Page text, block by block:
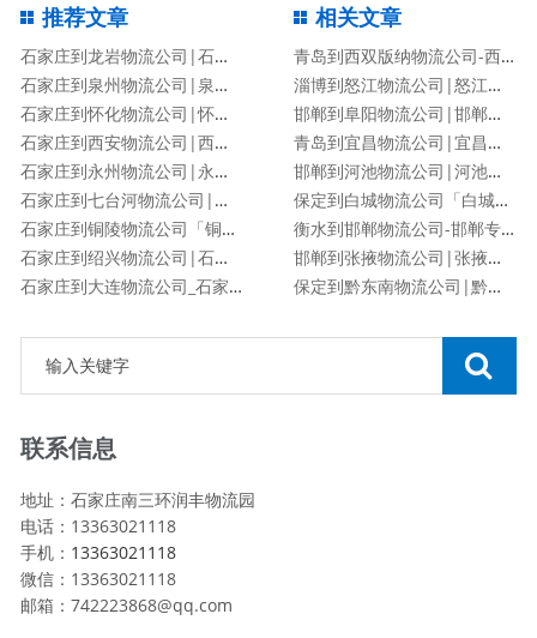
推荐文章
石家庄到龙岩物流公司|石家庄到龙岩物流专线
石家庄到泉州物流公司|泉州专线
石家庄到怀化物流公司|怀化专线
石家庄到西安物流公司|西安专线
石家庄到永州物流公司|永州专线
石家庄到七台河物流公司|石家庄到七台河物流专线
石家庄到铜陵物流公司「铜陵专线」
石家庄到绍兴物流公司|石家庄到绍兴物流专线
石家庄到大连物流公司_石家庄到大连物流专线
相关文章
青岛到西双版纳物流公司-西双版纳专线
淄博到怒江物流公司|怒江专线
邯郸到阜阳物流公司|邯郸到阜阳物流专线
青岛到宜昌物流公司|宜昌专线
邯郸到河池物流公司|河池专线
保定到白城物流公司「白城专线」
衡水到邯郸物流公司-邯郸专线
邯郸到张掖物流公司|张掖专线
保定到黔东南物流公司|黔东南专线
联系信息
地址：石家庄南三环润丰物流园
电话：13363021118
手机： 13363021118
微信：13363021118
邮箱：742223868@qq.com